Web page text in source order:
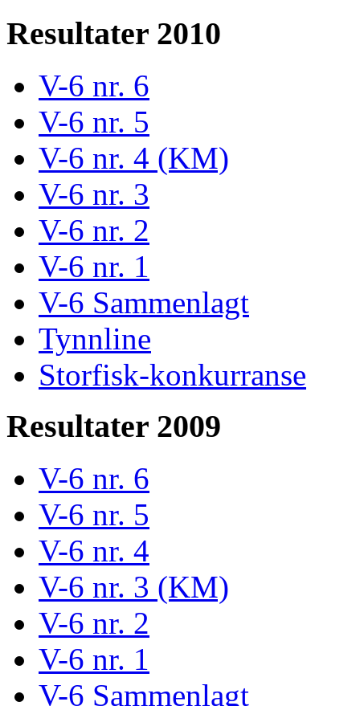
Resultater 2010
V-6 nr. 6
V-6 nr. 5
V-6 nr. 4 (KM)
V-6 nr. 3
V-6 nr. 2
V-6 nr. 1
V-6 Sammenlagt
Tynnline
Storfisk-konkurranse
Resultater 2009
V-6 nr. 6
V-6 nr. 5
V-6 nr. 4
V-6 nr. 3 (KM)
V-6 nr. 2
V-6 nr. 1
V-6 Sammenlagt